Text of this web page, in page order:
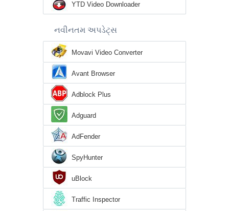
YTD Video Downloader
નવીનતમ અપડેટ્સ
Movavi Video Converter
Avant Browser
Adblock Plus
Adguard
AdFender
SpyHunter
uBlock
Traffic Inspector